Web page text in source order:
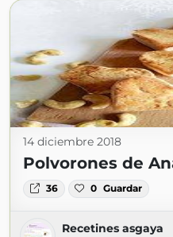
14 diciembre 2018
Polvorones de
36 0 Guardar
Recetines asgaya